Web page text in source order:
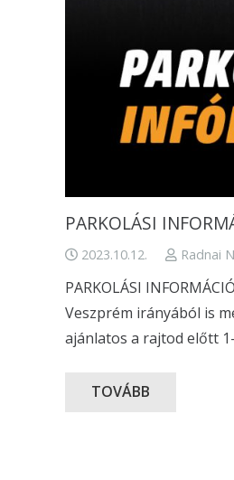
PARKOLÁSI
2023.10.12. Radnai
PARKOLÁSI
Veszprém irányából is
ajánlatos a rajtod előtt
TOVÁBB